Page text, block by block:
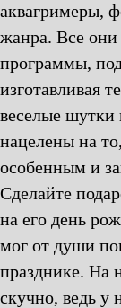
аквагримеры,
жанра. Все они
программы,
изготавливая
веселые
нацелены на
особенным и
Сделайте
на его день
мог от души
празднике. На
скучно, ведь у